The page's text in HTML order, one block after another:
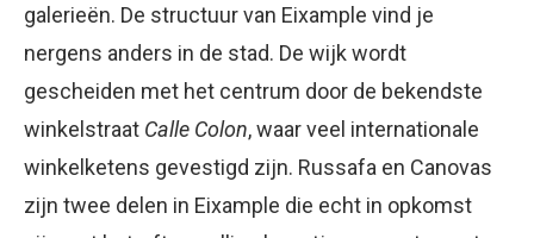
galerieën. De structuur van Eixample vind je
nergens anders in de stad. De wijk wordt
gescheiden met het centrum door de bekendste
winkelstraat Calle Colon, waar veel internationale
winkelketens gevestigd zijn. Russafa en Canovas
zijn twee delen in Eixample die echt in opkomst